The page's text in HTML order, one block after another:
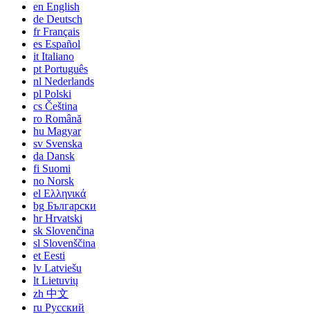
en English
de Deutsch
frFrançais
es Español
it Italiano
pt Português
nl Nederlands
pl Polski
cs Čeština
ro Română
hu Magyar
sv Svenska
da Dansk
fi Suomi
no Norsk
el Ελληνικά
bg Български
hrHrvatski
sk Slovenčina
sl Slovenščina
et Eesti
lv Latviešu
lt Lietuvių
zh 中文
ru Русский